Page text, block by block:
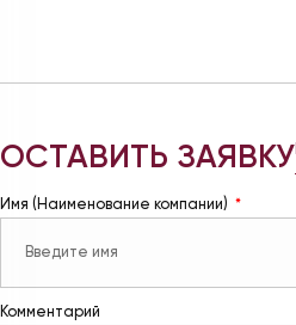
ОСТАВИТЬ ЗАЯВКУ
Имя (Наименование компании)
Комментарий